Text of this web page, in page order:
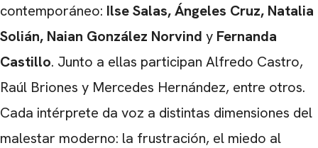
contemporáneo: Ilse Salas, Ángeles Cruz, Natalia
Solián, Naian González Norvind y Fernanda
Castillo. Junto a ellas participan Alfredo Castro,
Raúl Briones y Mercedes Hernández, entre otros.
Cada intérprete da voz a distintas dimensiones del
malestar moderno: la frustración, el miedo al